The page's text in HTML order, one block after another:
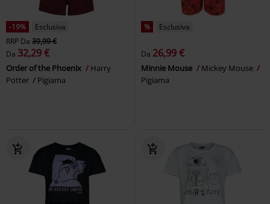
-19%
Esclusiva
RRP Da 39,99 €
Da 32,29 €
Order of the Phoenix
Harry
Potter
Pigiama
% Esclusiva
Da 26,99 €
Minnie Mouse
Mickey Mouse
Pigiama